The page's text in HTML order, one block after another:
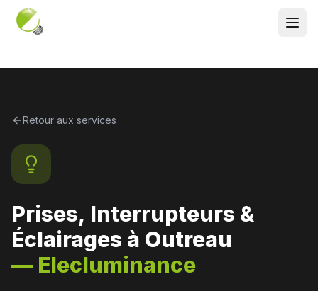
Retour aux services
Prises, Interrupteurs &
Éclairages à Outreau
— Elecluminance